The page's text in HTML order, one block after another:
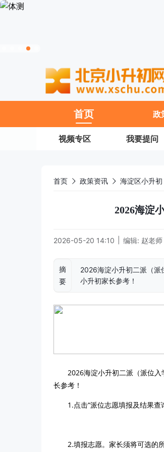
首页 政
视频专区 我要提问
首页 政策资讯 海淀区小升初
2026海淀
2026-05-20 14:10 编辑: 赵老师
摘
要
2026海淀小升初二派（
小升初家长参考！
2026海淀小升初二派（派位入
长参考！
1.点击“派位志愿填报及结果查
2.填报志愿。家长须将可选的